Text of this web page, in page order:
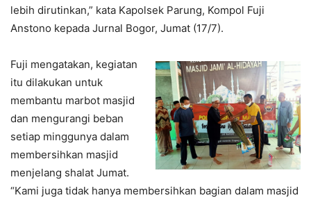
lebih dirutinkan,” kata Kapolsek Parung, Kompol Fuji
Anstono kepada Jurnal Bogor, Jumat (17/7).
Fuji mengatakan, kegiatan
itu dilakukan untuk
membantu marbot masjid
dan mengurangi beban
setiap minggunya dalam
membersihkan masjid
menjelang shalat Jumat.
“Kami juga tidak hanya membersihkan bagian dalam masjid